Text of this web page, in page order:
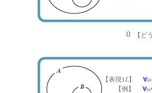
【ど
【表現1 L】 ∀ω
【例】 ∀ω